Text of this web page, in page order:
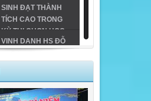
CÙNG GIÁO DỤC
VÙNG CAO!
SINH ĐẠT THÀNH
TÍCH CAO TRONG
KỲ THI CHỌN HỌC
SINH GIỎI CẤP TỈNH
VINH DANH HS ĐỖ
ĐH TRÊN 24 ĐIỂM
MỸ HÀO VINH DANH
HỌC SINH GIỎI CẤP